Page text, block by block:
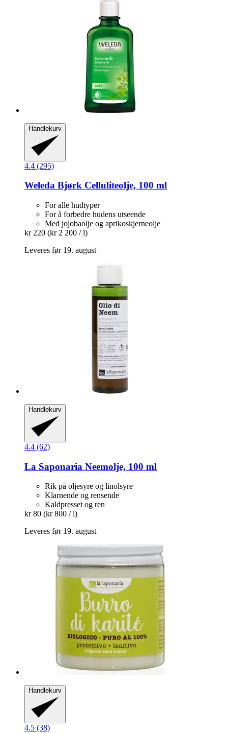
Handlekurv
4.4 (295)
Weleda Bjørk Celluliteolje, 100 ml
For alle hudtyper
For å forbedre hudens utseende
Med jojobaolje og aprikoskjerneolje
kr 220 (kr 2 200 / l)
Leveres før 19. august
Handlekurv
4.4 (62)
La Saponaria Neemolje, 100 ml
Rik på oljesyre og linolsyre
Klarnende og rensende
Kaldpresset og ren
kr 80 (kr 800 / l)
Leveres før 19. august
Handlekurv
4.5 (38)